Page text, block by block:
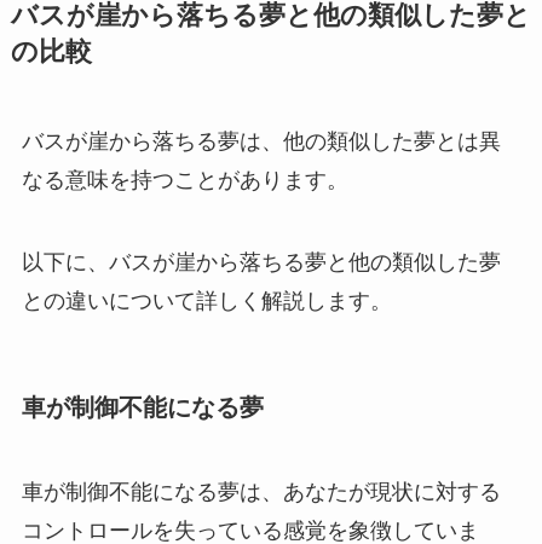
バスが崖から落ちる夢と他の類似した夢と
の比較
バスが崖から落ちる夢は、他の類似した夢とは異
なる意味を持つことがあります。
以下に、バスが崖から落ちる夢と他の類似した夢
との違いについて詳しく解説します。
車が制御不能になる夢
車が制御不能になる夢は、あなたが現状に対する
コントロールを失っている感覚を象徴していま